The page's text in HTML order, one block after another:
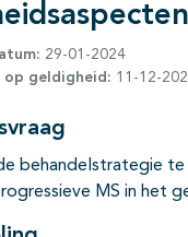
richtlijn
29-01-2024
op geldigheid: 11-12-
behandelstrategie te
MS in het